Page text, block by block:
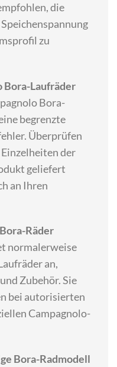
die
zu
Bora-Laufräder
Bora-
begrenzte
Überprüfen
der
geliefert
an Ihren
Räder
normalerweise
an,
Zubehör. Sie
bei autorisierten
Campagnolo-
Bora-Radmodell